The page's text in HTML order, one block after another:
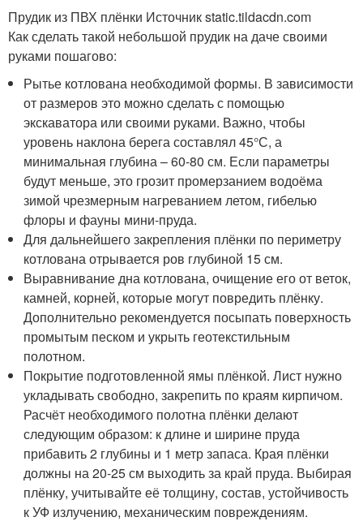
Прудик из ПВХ плёнки Источник static.tildacdn.com
Как сделать такой небольшой прудик на даче своими
руками пошагово:
Рытье котлована необходимой формы. В зависимости
от размеров это можно сделать с помощью
экскаватора или своими руками. Важно, чтобы
уровень наклона берега составлял 45°С, а
минимальная глубина – 60-80 см. Если параметры
будут меньше, это грозит промерзанием водоёма
зимой чрезмерным нагреванием летом, гибелью
флоры и фауны мини-пруда.
Для дальнейшего закрепления плёнки по периметру
котлована отрывается ров глубиной 15 см.
Выравнивание дна котлована, очищение его от веток,
камней, корней, которые могут повредить плёнку.
Дополнительно рекомендуется посыпать поверхность
промытым песком и укрыть геотекстильным
полотном.
Покрытие подготовленной ямы плёнкой. Лист нужно
укладывать свободно, закрепить по краям кирпичом.
Расчёт необходимого полотна плёнки делают
следующим образом: к длине и ширине пруда
прибавить 2 глубины и 1 метр запаса. Края плёнки
должны на 20-25 см выходить за край пруда. Выбирая
плёнку, учитывайте её толщину, состав, устойчивость
к УФ излучению, механическим повреждениям.